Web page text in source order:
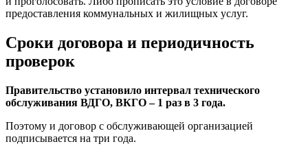
предоставления коммунальных и жилищных услуг.
Сроки договора и периодичность
проверок
Правительство установило интервал технического
обслуживания ВДГО, ВКГО – 1 раз в 3 года.
Поэтому и договор с обслуживающей организацией
подписывается на три года.